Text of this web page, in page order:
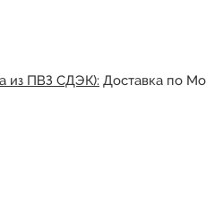
из ПВЗ СДЭК): Доставка по